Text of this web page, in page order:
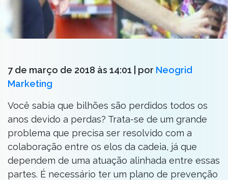
7 de março de 2018 às 14:01 | por Neogrid
Marketing
Você sabia que bilhões são perdidos todos os
anos devido a perdas? Trata-se de um grande
problema que precisa ser resolvido com a
colaboração entre os elos da cadeia, já que
dependem de uma atuação alinhada entre essas
partes. É necessário ter um plano de prevenção